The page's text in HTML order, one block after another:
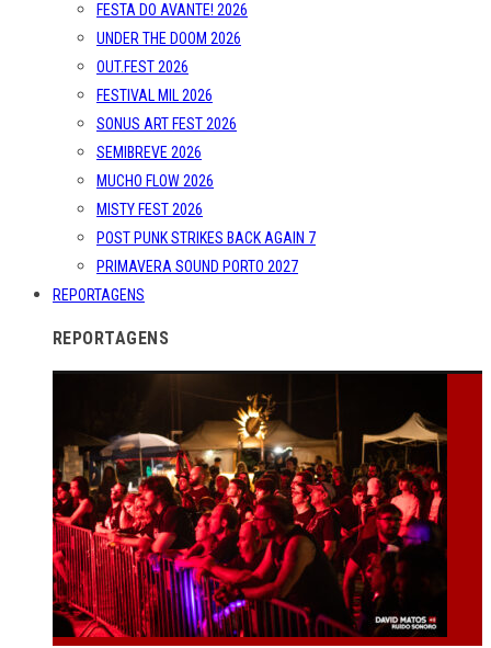
FESTA DO AVANTE! 2026
UNDER THE DOOM 2026
OUT.FEST 2026
FESTIVAL MIL 2026
SONUS ART FEST 2026
SEMIBREVE 2026
MUCHO FLOW 2026
MISTY FEST 2026
POST PUNK STRIKES BACK AGAIN 7
PRIMAVERA SOUND PORTO 2027
REPORTAGENS
REPORTAGENS